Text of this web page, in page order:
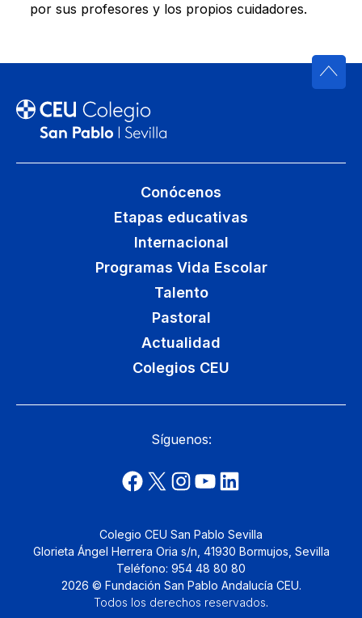
por sus profesores y los propios cuidadores.
Conócenos
Etapas educativas
Internacional
Programas Vida Escolar
Talento
Pastoral
Actualidad
Colegios CEU
Síguenos:
Colegio CEU San Pablo Sevilla
Glorieta Ángel Herrera Oria s/n, 41930 Bormujos, Sevilla
Teléfono: 954 48 80 80
2026 © Fundación San Pablo Andalucía CEU.
Todos los derechos reservados.